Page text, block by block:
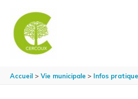
Accueil Vie municipale Infos